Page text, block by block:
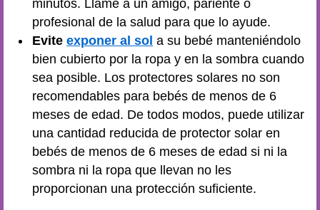
minutos. Llame a un amigo, pariente o
profesional de la salud para que lo ayude.
Evite exponer al sol a su bebé manteniéndolo
bien cubierto por la ropa y en la sombra cuando
sea posible. Los protectores solares no son
recomendables para bebés de menos de 6
meses de edad. De todos modos, puede utilizar
una cantidad reducida de protector solar en
bebés de menos de 6 meses de edad si ni la
sombra ni la ropa que llevan no les
proporcionan una protección suficiente.